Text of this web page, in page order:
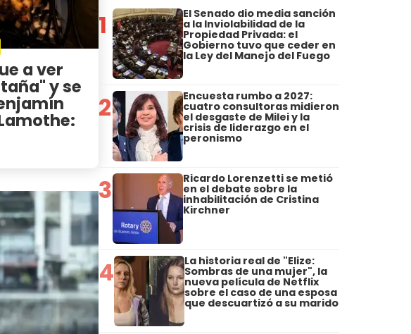
a ver
y se
1 El Senado dio media sanción
a la Inviolabilidad de la
Propiedad Privada: el
Gobierno tuvo que ceder en
la Ley del Manejo del Fuego
2 Encuesta rumbo a 2027:
cuatro consultoras midieron
el desgaste de Milei y la
crisis de liderazgo en el
peronismo
3 Ricardo Lorenzetti se metió
en el debate sobre la
inhabilitación de Cristina
Kirchner
4 La historia real de "Elize:
Sombras de una mujer", la
nueva película de Netflix
sobre el caso de una esposa
que descuartizó a su marido